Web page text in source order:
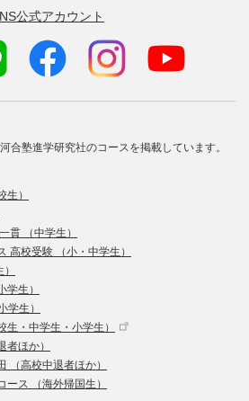
公式アカウント
合塾進学研究社のコースを掲載しています。
）
貫 （中学生）
高校受験 （小・中学生）
学生）
学生）
・中学生・小学生）
ほか）
（高校中退者ほか）
ス （海外帰国生）